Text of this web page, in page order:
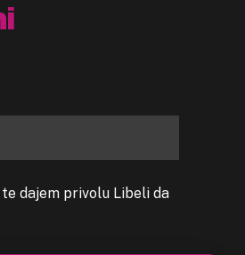
dajem privolu Libeli da